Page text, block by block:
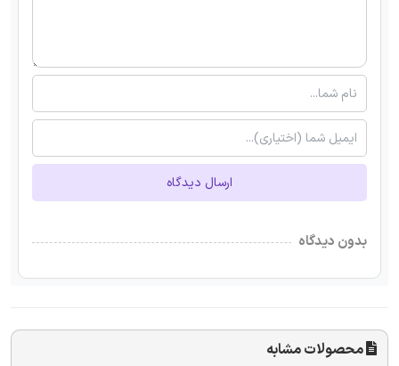
ارسال دیدگاه
بدون دیدگاه
محصولات مشابه